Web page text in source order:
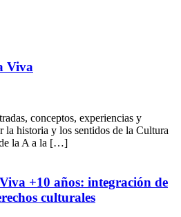
Viva
conceptos, experiencias y
la historia y los sentidos de la Cultura
la A a la […]
+10 años: integración de
culturales